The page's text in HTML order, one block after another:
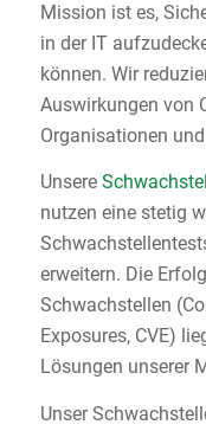
Mission ist es,
in der IT
können. Wir
Auswirkungen von
Organisationen
Unsere
nutzen eine stetig
erweitern. Die
Schwachstellen
Exposures, CVE)
Lösungen unserer
Unser